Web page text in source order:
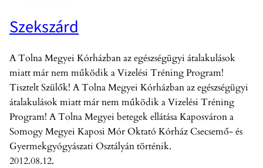
Szekszárd
A Tolna Megyei Kórházban az egészségügyi átalakulások
miatt már nem működik a Vizelési Tréning Program!
Tisztelt Szülők! A Tolna Megyei Kórházban az egészségügyi
átalakulások miatt már nem működik a Vizelési Tréning
Program! A Tolna Megyei betegek ellátása Kaposváron a
Somogy Megyei Kaposi Mór Oktató Kórház Csecsemő- és
Gyermekgyógyászati Osztályán történik.
2012.08.12.